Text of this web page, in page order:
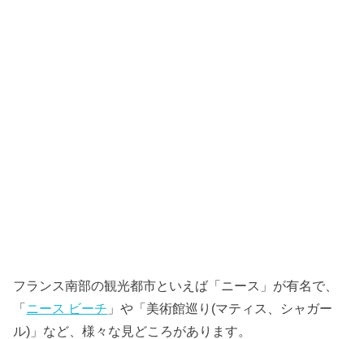
フランス南部の観光都市といえば「ニース」が有名で、
「ニース ビーチ 」や「美術館巡り(マティス、シャガー
ル)」など、様々な見どころがあります。